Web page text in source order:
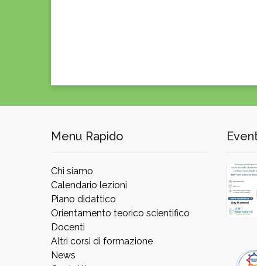
Menu Rapido
Chi siamo
Calendario lezioni
Piano didattico
Orientamento teorico scientifico
Docenti
Altri corsi di formazione
News